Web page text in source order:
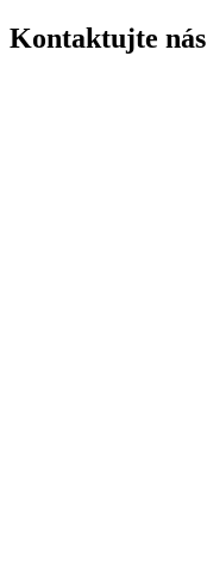
Kontaktujte nás